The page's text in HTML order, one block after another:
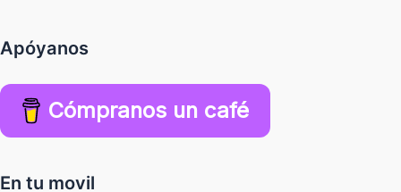
Apóyanos
Cómpranos un café
En tu movil